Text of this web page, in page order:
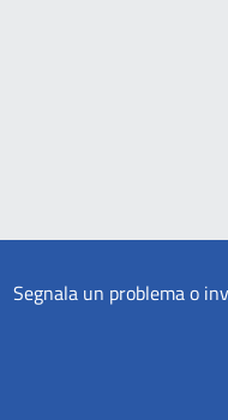
Segnala un problema o